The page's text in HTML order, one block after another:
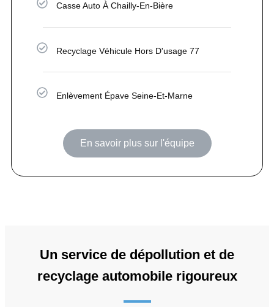
Casse Auto À Chailly-En-Bière
Recyclage Véhicule Hors D'usage 77
Enlèvement Épave Seine-Et-Marne
En savoir plus sur l'équipe
Un service de dépollution et de
recyclage automobile rigoureux